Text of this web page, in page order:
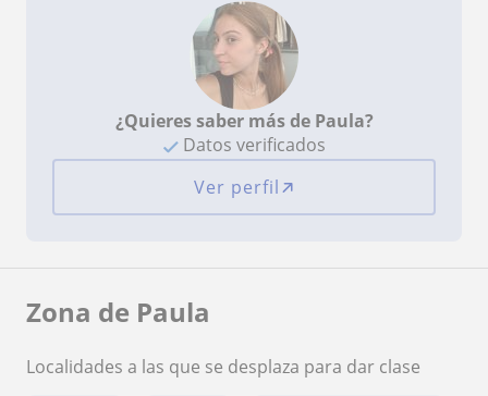
¿Quieres saber más de Paula?
Datos verificados
Ver perfil
Zona de Paula
Localidades a las que se desplaza para dar clase